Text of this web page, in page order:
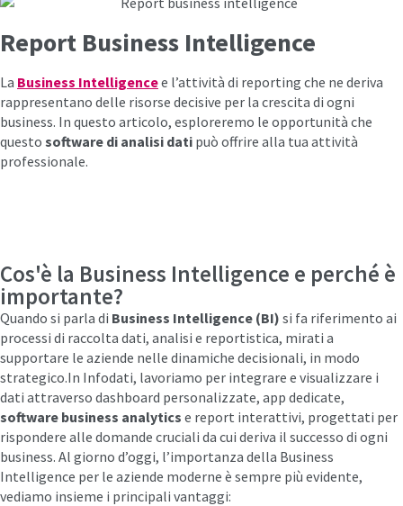
Report Business Intelligence
La Business Intelligencee l’attività di reporting che ne deriva
rappresentano delle risorse decisive per la crescita di ogni
business. In questo articolo, esploreremo le opportunità che
questo software di analisi dati può offrire alla tua attività
professionale.
Cos'è la Business Intelligence e perché è
importante?
Quando si parla di Business Intelligence (BI) si fa riferimento ai
processi di raccolta dati, analisi e reportistica, mirati a
supportare le aziende nelle dinamiche decisionali, in modo
strategico.In Infodati, lavoriamo per integrare e visualizzare i
dati attraverso dashboard personalizzate, app dedicate,
software business analytics e report interattivi, progettati per
rispondere alle domande cruciali da cui deriva il successo di ogni
business. Al giorno d’oggi, l’importanza della Business
Intelligence per le aziende moderne è sempre più evidente,
vediamo insieme i principali vantaggi: